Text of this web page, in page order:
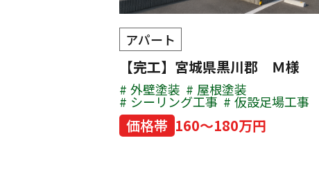
アパート
【完工】宮城県黒川郡 Ｍ様
外壁塗装 屋根塗装
シーリング工事 仮設足場工事
価格帯 160～180万円